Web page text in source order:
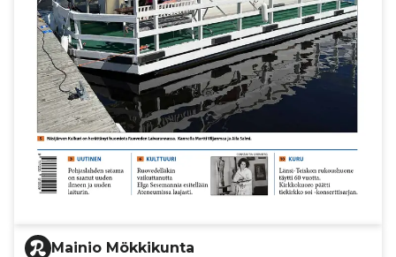
Mainio Mökkikunta